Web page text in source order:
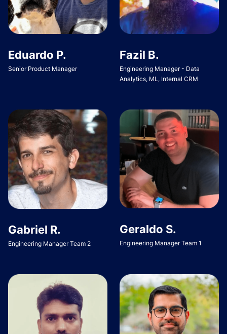
Eduardo P.
Senior Product Manager
Fazil B.
Engineering Manager - Data
Analytics, ML, Internal CRM
Gabriel R.
Engineering Manager Team 2
Geraldo S.
Engineering Manager Team 1